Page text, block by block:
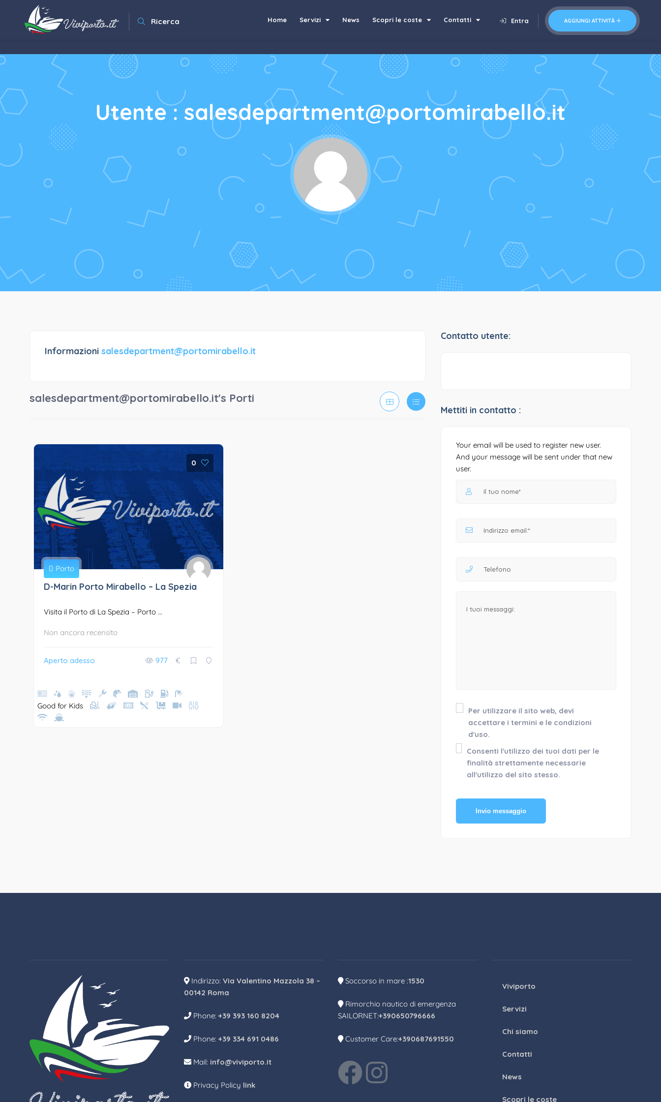
Ricerca AGGIUNGI ATTIVITÀ
Entra
Home Servizi News Scopri le coste Contatti
Utente : salesdepartment@portomirabello.it
Informazioni salesdepartment@portomirabello.it
salesdepartment@portomirabello.it's Porti
0
Porto
D-Marin Porto Mirabello – La Spezia
Visita il Porto di La Spezia – Porto ...
Non ancora recensito
Aperto adesso 977 €
Good for Kids
Contatto utente:
Mettiti in contatto :
Your email will be used to register new user.
And your message will be sent under that new
user.
Per utilizzare il sito web, devi
accettare i termini e le condizioni
d'uso.
Consenti l'utilizzo dei tuoi dati per le
finalità strettamente necessarie
all'utilizzo del sito stesso.
Invio messaggio
Indirizzo: Via Valentino Mazzola 38 –
00142 Roma
Phone:+39 393 160 8204
Phone:+39 334 691 0486
Mail: info@viviporto.it
Privacy Policy link
Soccorso in mare :1530
Rimorchio nautico di emergenza
SAILORNET:+390650796666
Customer Care:+390687691550
Viviporto
Servizi
Chi siamo
Contatti
News
Scopri le coste